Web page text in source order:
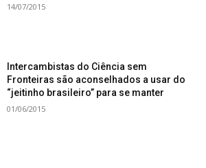
14/07/2015
Intercambistas do Ciência sem
Fronteiras são aconselhados a usar do
“jeitinho brasileiro” para se manter
01/06/2015